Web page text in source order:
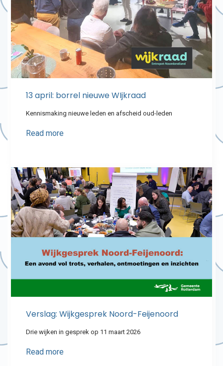
13 april: borrel nieuwe WIjkraad
Kennismaking nieuwe leden en afscheid oud-leden
Read more
Verslag: Wijkgesprek Noord-Feijenoord
Drie wijken in gesprek op 11 maart 2026
Read more